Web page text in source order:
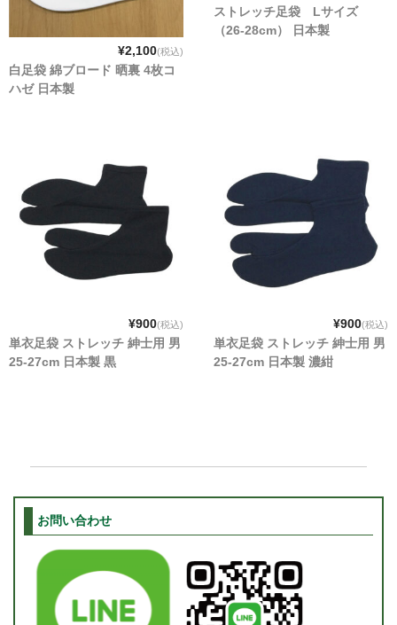
¥2,100(税込)
白足袋 綿ブロード 晒裏 4枚コ
ハゼ 日本製
ストレッチ足袋 Lサイズ
（26-28cm） 日本製
¥900(税込)
単衣足袋 ストレッチ 紳士用 男
25-27cm 日本製 黒
¥900(税込)
単衣足袋 ストレッチ 紳士用 男
25-27cm 日本製 濃紺
お問い合わせ